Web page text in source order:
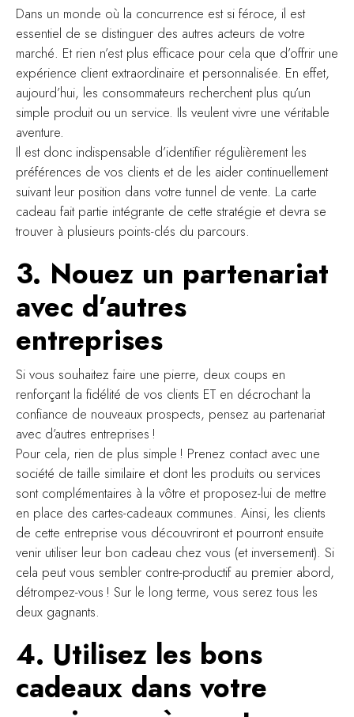
Dans un monde où la concurrence est si féroce, il est
essentiel de se distinguer des autres acteurs de votre
marché. Et rien n’est plus efficace pour cela que d’offrir une
expérience client extraordinaire et personnalisée. En effet,
aujourd’hui, les consommateurs recherchent plus qu’un
simple produit ou un service. Ils veulent vivre une véritable
aventure.
Il est donc indispensable d’identifier régulièrement les
préférences de vos clients et de les aider continuellement
suivant leur position dans votre tunnel de vente. La carte
cadeau fait partie intégrante de cette stratégie et devra se
trouver à plusieurs points-clés du parcours.
3. Nouez un partenariat
avec d’autres
entreprises
Si vous souhaitez faire une pierre, deux coups en
renforçant la fidélité de vos clients ET en décrochant la
confiance de nouveaux prospects, pensez au partenariat
avec d’autres entreprises !
Pour cela, rien de plus simple ! Prenez contact avec une
société de taille similaire et dont les produits ou services
sont complémentaires à la vôtre et proposez-lui de mettre
en place des cartes-cadeaux communes. Ainsi, les clients
de cette entreprise vous découvriront et pourront ensuite
venir utiliser leur bon cadeau chez vous (et inversement). Si
cela peut vous sembler contre-productif au premier abord,
détrompez-vous ! Sur le long terme, vous serez tous les
deux gagnants.
4. Utilisez les bons
cadeaux dans votre